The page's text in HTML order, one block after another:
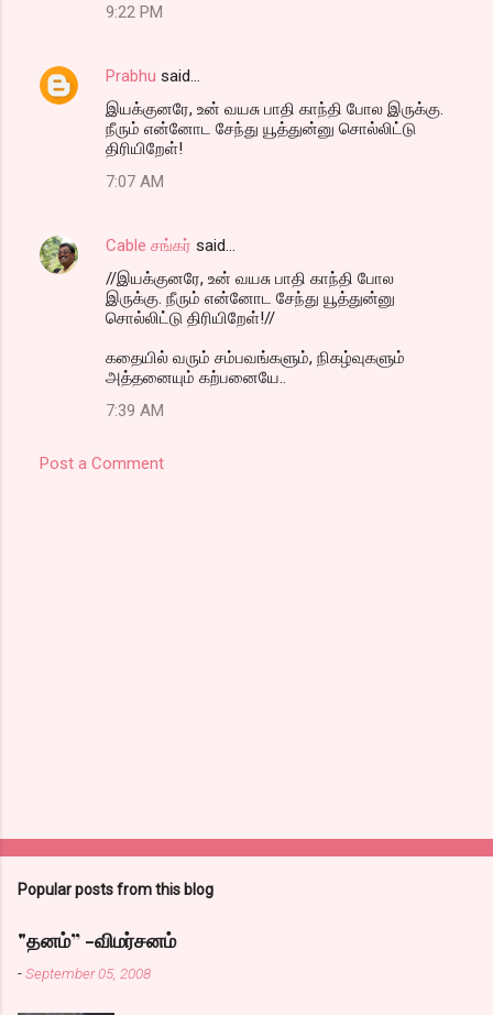
9:22 PM
Prabhu said…
இயக்குனரே, உன் வயசு பாதி காந்தி போல இருக்கு.
நீரும் என்னோட சேந்து யூத்துன்னு சொல்லிட்டு
திரியிறேள்!
7:07 AM
Cable சங்கர் said…
//இயக்குனரே, உன் வயசு பாதி காந்தி போல
இருக்கு. நீரும் என்னோட சேந்து யூத்துன்னு
சொல்லிட்டு திரியிறேள்!//
கதையில் வரும் சம்பவங்களும், நிகழ்வுகளும்
அத்தனையும் கற்பனையே..
7:39 AM
Post a Comment
Popular posts from this blog
"தனம்” -விமர்சனம்
-September 05, 2008